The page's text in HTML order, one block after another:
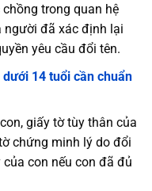
trong quan hệ
người đã xác định lại
yêu cầu đổi tên.
14 tuổi cần chuẩn
giấy tờ tùy thân của
chứng minh lý do đổi
con nếu con đã đủ